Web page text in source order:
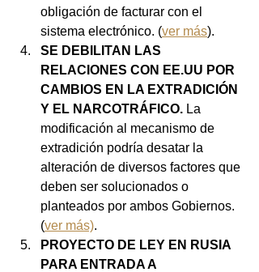
obligación de facturar con el
sistema electrónico. (ver más).
SE DEBILITAN LAS
RELACIONES CON EE.UU POR
CAMBIOS EN LA EXTRADICIÓN
Y EL NARCOTRÁFICO. La
modificación al mecanismo de
extradición podría desatar la
alteración de diversos factores que
deben ser solucionados o
planteados por ambos Gobiernos.
(ver más).
PROYECTO DE LEY EN RUSIA
PARA ENTRADA A